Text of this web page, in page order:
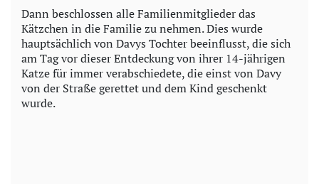
Dann beschlossen alle Familienmitglieder das
Kätzchen in die Familie zu nehmen. Dies wurde
hauptsächlich von Davys Tochter beeinflusst, die sich
am Tag vor dieser Entdeckung von ihrer 14-jährigen
Katze für immer verabschiedete, die einst von Davy
von der Straße gerettet und dem Kind geschenkt
wurde.